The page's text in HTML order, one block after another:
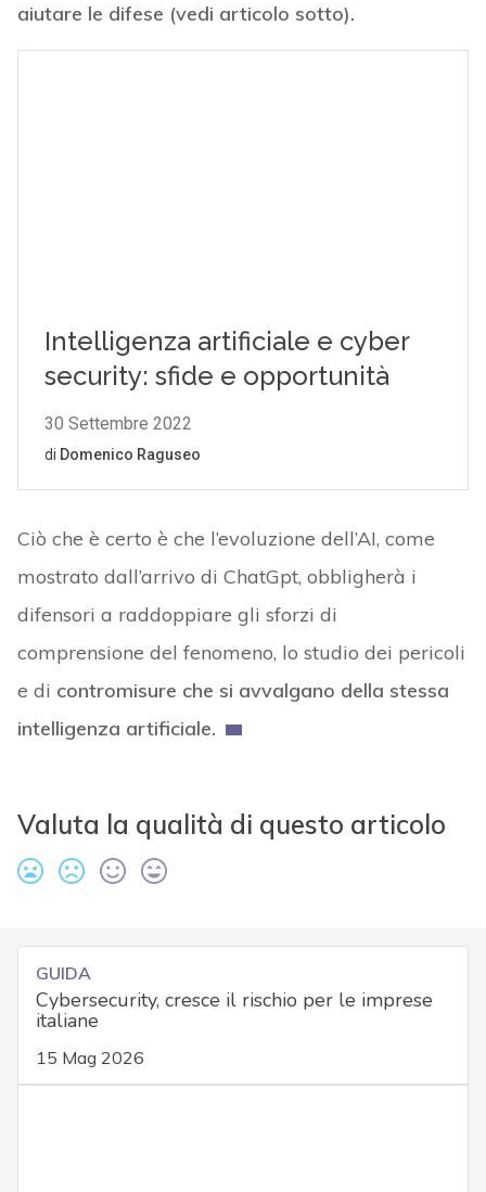
aiutare le difese (vedi articolo sotto).
Ciò che è certo è che l’evoluzione dell’AI, come
mostrato dall’arrivo di ChatGpt, obbligherà i
difensori a raddoppiare gli sforzi di
comprensione del fenomeno, lo studio dei pericoli
e di contromisure che si avvalgano della stessa
intelligenza artificiale.
Valuta la qualità di questo articolo
GUIDA
Cybersecurity, cresce il rischio per le imprese
italiane
15 Mag 2026